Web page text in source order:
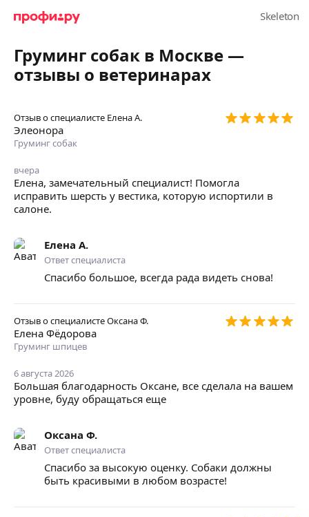
Груминг собак в Москве —
отзывы о ветеринарах
Отзыв о специалисте Елена А.
Элеонора
Груминг собак
вчера
Елена, замечательный специалист! Помогла
исправить шерсть у вестика, которую испортили в
салоне.
Елена А.
Ответ специалиста
Спасибо большое, всегда рада видеть снова!
Отзыв о специалистеОксана Ф.
Елена Фёдорова
Груминг шпицев
6 августа 2026
Большая благодарность Оксане, все сделала на вашем
уровне, буду обращаться еще
Оксана Ф.
Ответ специалиста
Спасибо за высокую оценку. Собаки должны
быть красивыми в любом возрасте!